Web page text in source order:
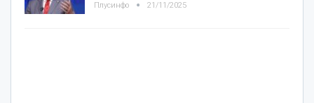
Плусинфо 21/11/2025